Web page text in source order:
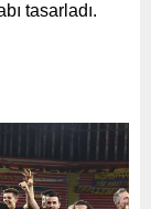
tasarladı.